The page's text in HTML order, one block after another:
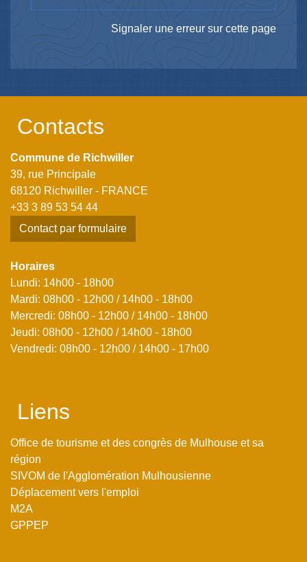
Signaler une erreur sur cette page
Contacts
Commune de Richwiller
39, rue Principale
68120 Richwiller - FRANCE
+33 3 89 53 54 44
Contact par formulaire
Horaires
Lundi: 14h00 - 18h00
Mardi: 08h00 - 12h00 / 14h00 - 18h00
Mercredi: 08h00 - 12h00 / 14h00 - 18h00
Jeudi: 08h00 - 12h00 / 14h00 - 18h00
Vendredi: 08h00 - 12h00 / 14h00 - 17h00
Liens
Office de tourisme et des congrès de Mulhouse et sa
région
SIVOM de l'Agglomération Mulhousienne
Déplacement vers l'emploi
M2A
GPPEP